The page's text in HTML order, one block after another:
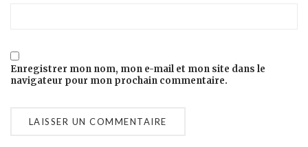
Enregistrer mon nom, mon e-mail et mon site dans le
navigateur pour mon prochain commentaire.